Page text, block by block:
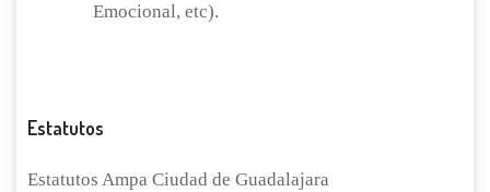
Emocional, etc).
Estatutos
Estatutos Ampa Ciudad de Guadalajara